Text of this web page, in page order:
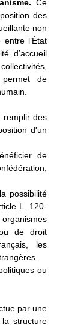
Ce
des
non
l’État
d’accueil
de
remplir des
d'un
de
possibilité
L. 120-
de droit
les
ou
par une
structure